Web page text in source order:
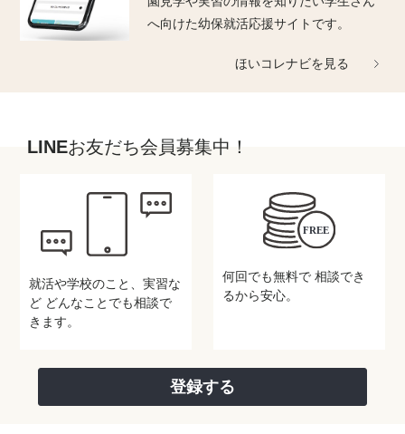
へ向けた幼保就活応援サイトです。
ほいコレナビを見る
LINEお友だち会員募集中！
就活や学校のこと、実習な
どどんなことでも相談で
きます。
何回でも無料で相談でき
るから安心。
登録する